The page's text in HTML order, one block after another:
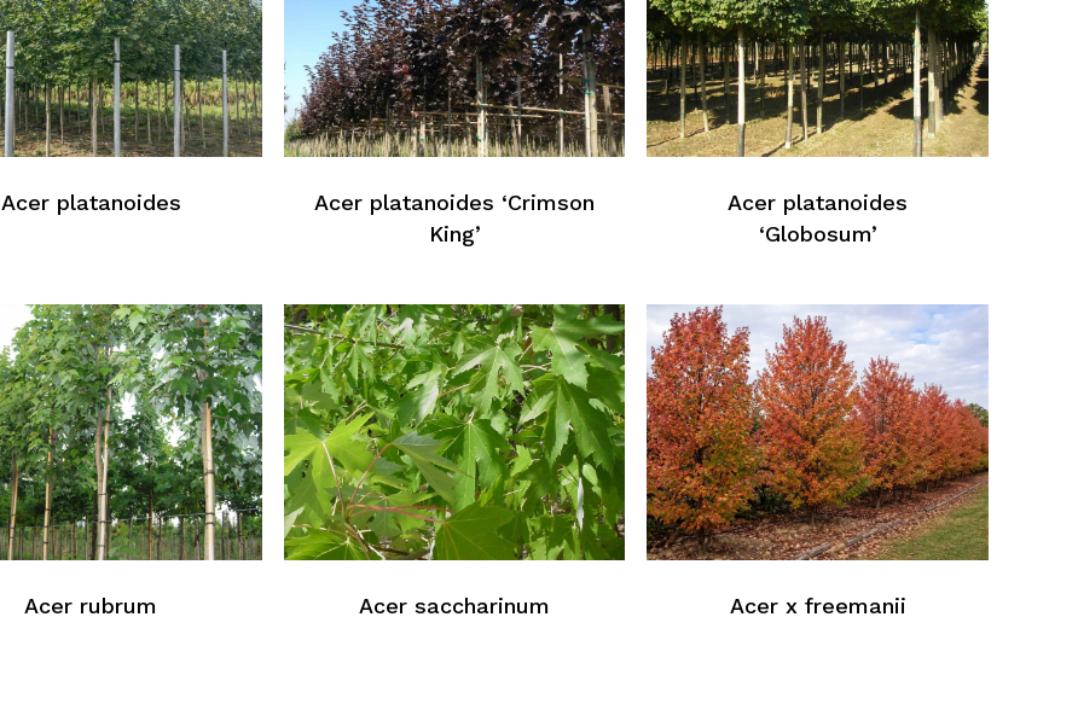
Aucun produit dans le panier
Acer platanoides
Acer platanoides ‘Crimson
King’
Acer platanoides
‘Globosum’
Acer rubrum Acer saccharinum Acer x freemanii